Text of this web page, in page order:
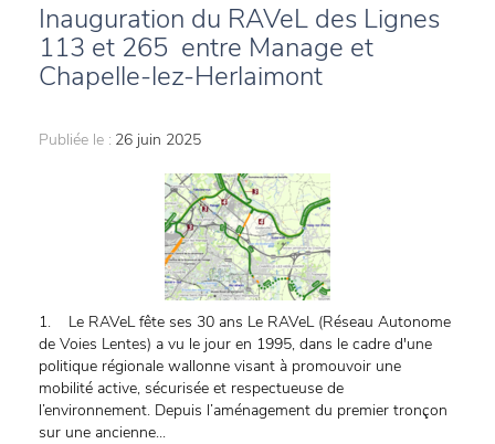
Inauguration du RAVeL des Lignes
113 et 265 entre Manage et
Chapelle-lez-Herlaimont
Publiée le : 26 juin 2025
1. Le RAVeL fête ses 30 ans Le RAVeL (Réseau Autonome
de Voies Lentes) a vu le jour en 1995, dans le cadre d'une
politique régionale wallonne visant à promouvoir une
mobilité active, sécurisée et respectueuse de
l’environnement. Depuis l’aménagement du premier tronçon
sur une ancienne...